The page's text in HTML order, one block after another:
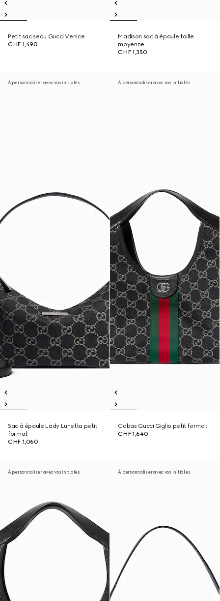
Petit sac seau Gucci Venice
CHF 1,490
Madison sac à épaule taille
moyenne
CHF 1,350
À personnaliser avec vos initiales
Sac à épaule Lady Lunetta petit
format
CHF 1,060
À personnaliser avec vos initiales
Cabas Gucci Giglio petit format
CHF 1,640
À personnaliser avec vos initiales À personnaliser avec vos initiales